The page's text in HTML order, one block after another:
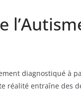
diagnostiqué à
réalité entraîne des